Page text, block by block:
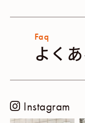
Faq
よく
Instagram